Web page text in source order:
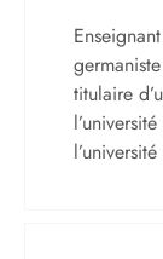
titulaire